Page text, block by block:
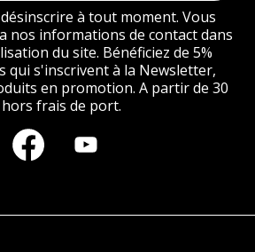
à tout moment. Vous
nos informations de contact dans
du site. Bénéficiez de 5%
qui s'inscrivent à la Newsletter,
en promotion. A partir de 30
frais de port.